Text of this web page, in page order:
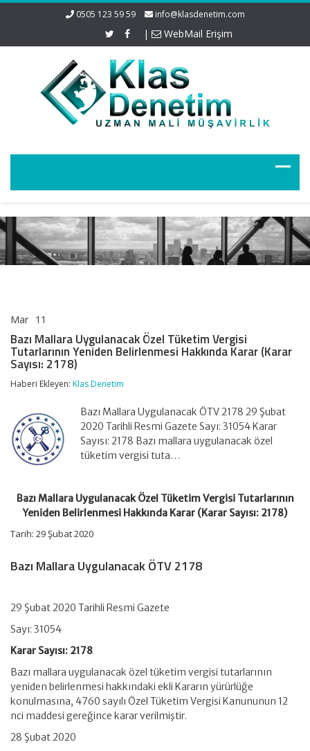
0505 123 59 59 info@klasdenetim.com
| WebMail Erişim
Mar 11
Uygulanacak
Özel
Tüketim
Vergisi
Tutarlarının
Belirlenmesi
Hakkında
Karar
(Karar
Sayısı:
Bazı Mallara Uygulanacak Özel Tüketim Vergisi
Tutarlarının Yeniden Belirlenmesi Hakkında Karar (Karar
Sayısı: 2178)
Haberi Ekleyen: Klas Denetim
Bazı Mallara Uygulanacak ÖTV 2178 29 Şubat
2020 Tarihli Resmi Gazete Sayı: 31054 Karar
Sayısı: 2178 Bazı mallara uygulanacak özel
tüketim vergisi tuta…
Bazı Mallara Uygulanacak Özel Tüketim Vergisi Tutarlarının
Yeniden Belirlenmesi Hakkında Karar (Karar Sayısı: 2178)
Tarih: 29 Şubat 2020
Bazı Mallara Uygulanacak ÖTV 2178
29 Şubat 2020 Tarihli Resmi Gazete
Sayı: 31054
Karar Sayısı: 2178
Bazı mallara uygulanacak özel tüketim vergisi tutarlarının
yeniden belirlenmesi hakkındaki ekli Kararın yürürlüğe
konulmasına, 4760 sayılı Özel Tüketim Vergisi Kanununun 12
nci maddesi gereğince karar verilmiştir.
28 Şubat 2020